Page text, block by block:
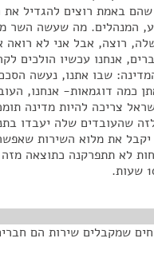
באמת רוצים להגדיל את
המנהלים. מה שעשה השר
רוצה, אבל אני לא רואה
אנחנו עכשיו הולכים
שבו אתנו, נעשה
כמה דוגמאות- אנחנו,
צריכה להיות מדינה
שהעובדים שלה יעבדו
את מלוא השירות
לא תתפרקנה כתוצאה
שמקבלים שירות הם